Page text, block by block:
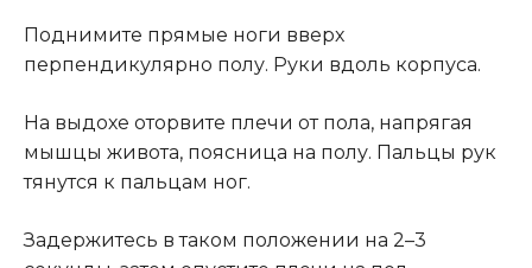
Поднимите прямые ноги вверх
перпендикулярно полу. Руки вдоль корпуса.
На выдохе оторвите плечи от пола, напрягая
мышцы живота, поясница на полу. Пальцы рук
тянутся к пальцам ног.
Задержитесь в таком положении на 2–3